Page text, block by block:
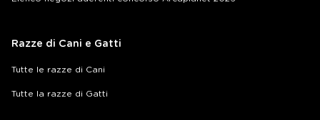
Razze di Cani e Gatti
Tutte le razze di Cani
Tutte la razze di Gatti